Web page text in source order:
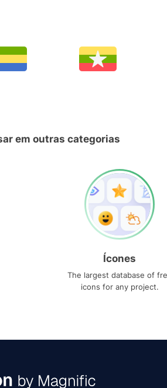
em outras categorias
Ícones
The largest database of
icons for any project.